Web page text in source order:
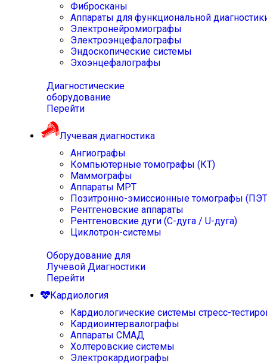
Фибросканы
Аппараты для функциональной
Электронейромиографы
Электроэнцефалографы
Эндоскопические системы
Эхоэнцефалографы
Диагностические
оборудование
Перейти
Лучевая диагностика
Ангиографы
Компьютерные томографы (КТ)
Маммографы
Аппараты МРТ
Позитронно-эмиссионные томографы
Рентгеновские аппараты
Рентгеновские дуги (С-дуга / U-дуга)
Циклотрон-системы
Оборудование для
Лучевой Диагностики
Перейти
Кардиология
Кардиологические системы стресс-
Кардиоинтервалографы
Аппараты СМАД
Холтеровские системы
Электрокардиографы